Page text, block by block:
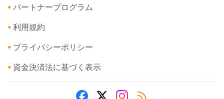
• パートナープログラム
• 利用規約
• プライバシーポリシー
• 資金決済法に基づく表示